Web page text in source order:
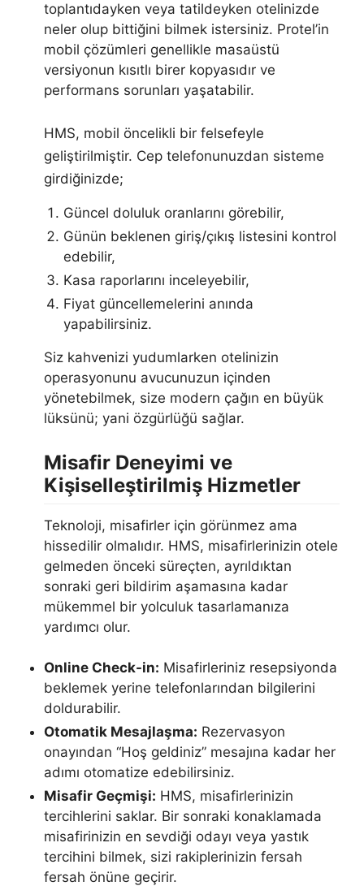
toplantıdayken veya tatildeyken otelinizde
neler olup bittiğini bilmek istersiniz. Protel’in
mobil çözümleri genellikle masaüstü
versiyonun kısıtlı birer kopyasıdır ve
performans sorunları yaşatabilir.
HMS, mobil öncelikli bir felsefeyle
geliştirilmiştir. Cep telefonunuzdan sisteme
girdiğinizde;
Güncel doluluk oranlarını görebilir,
Günün beklenen giriş/çıkış listesini kontrol
edebilir,
Kasa raporlarını inceleyebilir,
Fiyat güncellemelerini anında
yapabilirsiniz.
Siz kahvenizi yudumlarken otelinizin
operasyonunu avucunuzun içinden
yönetebilmek, size modern çağın en büyük
lüksünü; yani özgürlüğü sağlar.
Misafir Deneyimi ve
Kişiselleştirilmiş Hizmetler
Teknoloji, misafirler için görünmez ama
hissedilir olmalıdır. HMS, misafirlerinizin otele
gelmeden önceki süreçten, ayrıldıktan
sonraki geri bildirim aşamasına kadar
mükemmel bir yolculuk tasarlamanıza
yardımcı olur.
Online Check-in: Misafirleriniz resepsiyonda
beklemek yerine telefonlarından bilgilerini
doldurabilir.
Otomatik Mesajlaşma: Rezervasyon
onayından “Hoş geldiniz” mesajına kadar her
adımı otomatize edebilirsiniz.
Misafir Geçmişi: HMS, misafirlerinizin
tercihlerini saklar. Bir sonraki konaklamada
misafirinizin en sevdiği odayı veya yastık
tercihini bilmek, sizi rakiplerinizin fersah
fersah önüne geçirir.